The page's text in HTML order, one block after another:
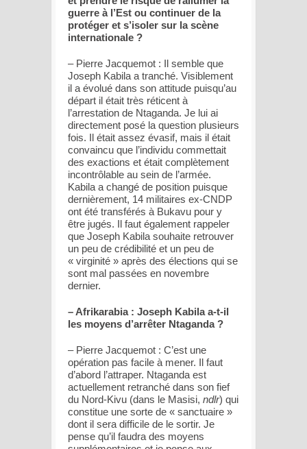
guerre à l’Est ou continuer de la
protéger et s’isoler sur la scène
internationale ?
– Pierre Jacquemot : Il semble que
Joseph Kabila a tranché. Visiblement
il a évolué dans son attitude puisqu’au
départ il était très réticent à
l’arrestation de Ntaganda. Je lui ai
directement posé la question plusieurs
fois. Il était assez évasif, mais il était
convaincu que l’individu commettait
des exactions et était complètement
incontrôlable au sein de l’armée.
Kabila a changé de position puisque
dernièrement, 14 militaires ex-CNDP
ont été transférés à Bukavu pour y
être jugés. Il faut également rappeler
que Joseph Kabila souhaite retrouver
un peu de crédibilité et un peu de
« virginité » après des élections qui se
sont mal passées en novembre
dernier.
– Afrikarabia : Joseph Kabila a-t-il
les moyens d’arrêter Ntaganda ?
– Pierre Jacquemot : C’est une
opération pas facile à mener. Il faut
d’abord l’attraper. Ntaganda est
actuellement retranché dans son fief
du Nord-Kivu (dans le Masisi, ndlr) qui
constitue une sorte de « sanctuaire »
dont il sera difficile de le sortir. Je
pense qu’il faudra des moyens